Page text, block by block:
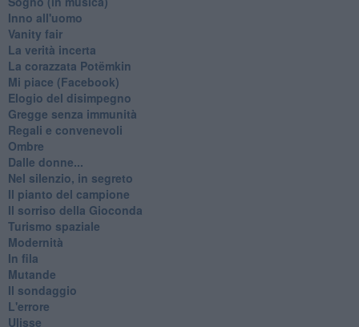
Inno all'uomo
Vanity fair
La verità incerta
La corazzata Potëmkin
Mi piace (Facebook)
Elogio del disimpegno
Gregge senza immunità
Regali e convenevoli
Ombre
Dalle donne...
Nel silenzio, in segreto
Il pianto del campione
Il sorriso della Gioconda
Turismo spaziale
Modernità
In fila
Mutande
Il sondaggio
L'errore
Ulisse